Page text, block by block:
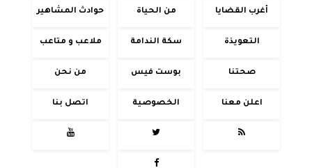
أغرب القضايا من الحياة حوادث المشاهير
التعويذة سكة الندامة ملاعب و متاعب
صحتنا بوست فيس من نحن
اعلن معنا الخصوصية اتصل بنا



